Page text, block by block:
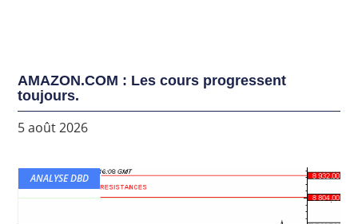
AMAZON.COM : Les cours progressent
toujours.
5 août 2026
ANALYSE DBD